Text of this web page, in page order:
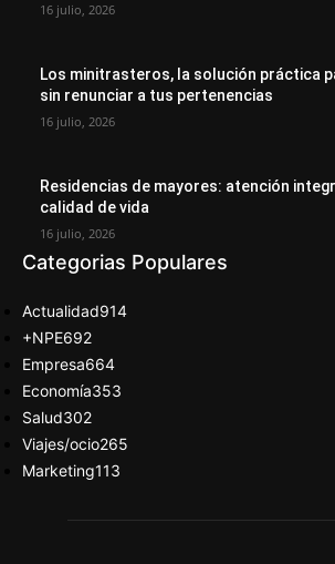
16 julio, 2026
Los minitrasteros, la solución práctica
sin renunciar a tus pertenencias
16 julio, 2026
Residencias de mayores: atención
calidad de vida
16 julio, 2026
Categorias Populares
Actualidad914
+NPE692
Empresa664
Economía353
Salud302
Viajes/ocio265
Marketing113